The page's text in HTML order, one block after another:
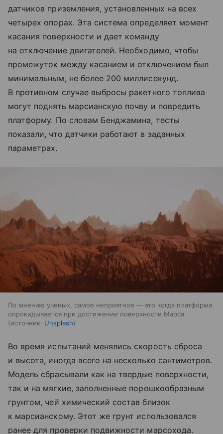
датчиков приземления, установленных на всех
четырех опорах. Эта система определяет момент
касания поверхности и дает команду
на отключение двигателей. Необходимо, чтобы
промежуток между касанием и отключением был
минимальным, не более 200 миллисекунд.
В противном случае выбросы ракетного топлива
могут поднять марсианскую почву и повредить
платформу. По словам Бенджамина, тесты
показали, что датчики работают в заданных
параметрах.
По мнению ученых, самое неприятное — это когда платформа
опрокидывается при достижении поверхности Марса
источник: Unsplash
Во время испытаний менялись скорость сброса
и высота, иногда всего на несколько сантиметров.
Модель сбрасывали как на твердые поверхности,
так и на мягкие, заполненные порошкообразным
грунтом, чей химический состав близок
к марсианскому. Этот же грунт использовался
ранее для проверки подвижности марсохода.